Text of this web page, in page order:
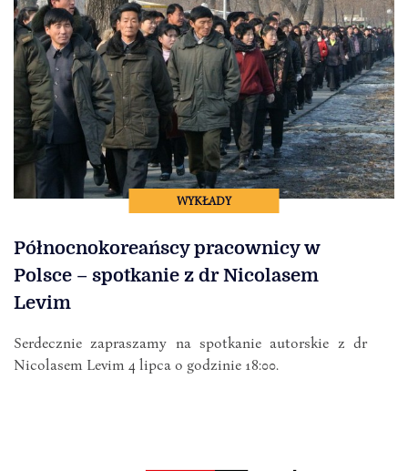
WYKŁADY
Północnokoreańscy pracownicy w
Polsce – spotkanie z dr Nicolasem
Levim
Serdecznie zapraszamy na spotkanie autorskie z dr
Nicolasem Levim 4 lipca o godzinie 18:00.